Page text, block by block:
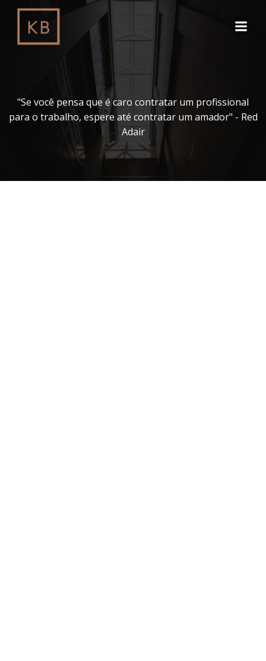
o
conteúdo
"Se você pensa que é caro contratar um profissional
para o trabalho, espere até contratar um amador" - Red
Adair